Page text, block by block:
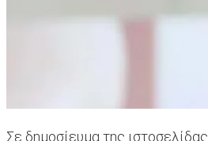
Σε δημοσίευμα της ιστοσελίδας